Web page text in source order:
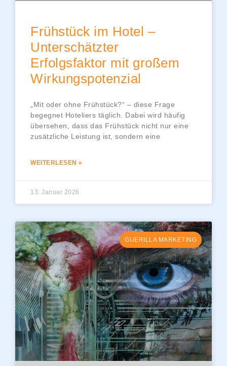
Frühstück im Hotel –
Unterschätzter
Erfolgsfaktor mit großem
Wirkungspotenzial
„Mit oder ohne Frühstück?“ – diese Frage
begegnet Hoteliers täglich. Dabei wird häufig
übersehen, dass das Frühstück nicht nur eine
zusätzliche Leistung ist, sondern eine
WEITERLESEN »
13. Januar 2026
GUERILLA MARKETING